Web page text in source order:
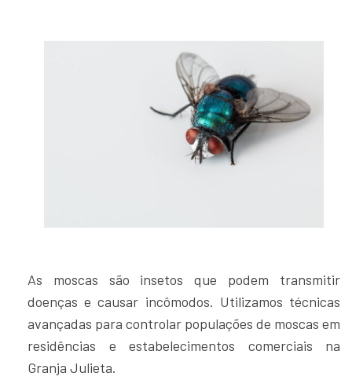
As moscas são insetos que podem transmitir
doenças e causar incômodos. Utilizamos técnicas
avançadas para controlar populações de moscas em
residências e estabelecimentos comerciais na
Granja Julieta.